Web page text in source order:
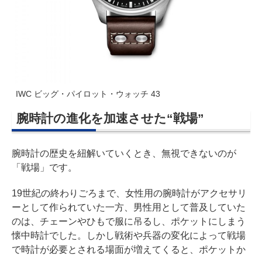
IWC ビッグ・パイロット・ウォッチ 43
腕時計の進化を加速させた“戦場”
腕時計の歴史を紐解いていくとき、無視できないのが
「戦場」です。
19世紀の終わりごろまで、女性用の腕時計がアクセサリ
ーとして作られていた一方、男性用として普及していた
のは、チェーンやひもで服に吊るし、ポケットにしまう
懐中時計でした。しかし戦術や兵器の変化によって戦場
で時計が必要とされる場面が増えてくると、ポケットか